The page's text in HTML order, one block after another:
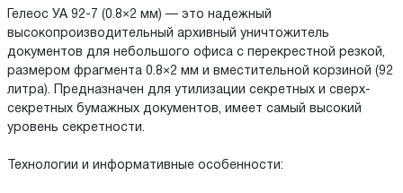
Гелеос УА 92-7 (0.8×2 мм) — это надежный
высокопроизводительный архивный уничтожитель
документов для небольшого офиса с перекрестной резкой,
размером фрагмента 0.8×2 мм и вместительной корзиной (92
литра). Предназначен для утилизации секретных и сверх-
секретных бумажных документов, имеет самый высокий
уровень секретности.
Технологии и информативные особенности: